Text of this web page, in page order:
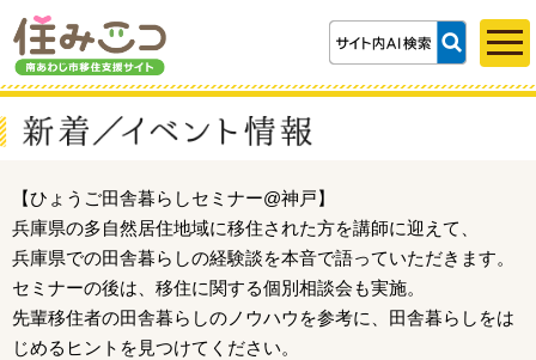
【ひょうご田舎暮らしセミナー@神戸】
兵庫県の多自然居住地域に移住された方を講師に迎えて、
兵庫県での田舎暮らしの経験談を本音で語っていただきます。
セミナーの後は、移住に関する個別相談会も実施。
先輩移住者の田舎暮らしのノウハウを参考に、田舎暮らしをは
じめるヒントを見つけてください。